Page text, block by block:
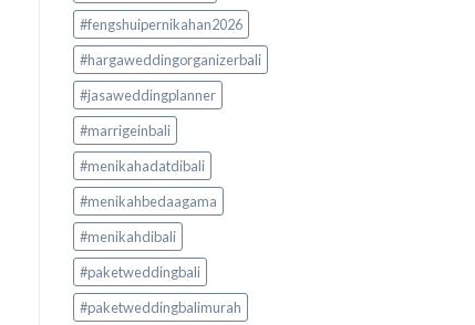
#fengshuipernikahan2026
#hargaweddingorganizerbali
#jasaweddingplanner
#marrigeinbali
#menikahadatdibali
#menikahbedaagama
#menikahdibali
#paketweddingbali
#paketweddingbalimurah